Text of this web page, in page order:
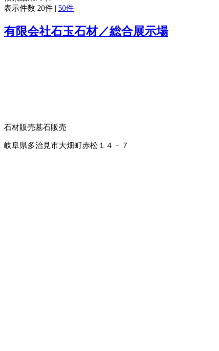
表示件数 20件 | 50件
有限会社石玉石材／総合展示場
石材販売墓石販売
岐阜県多治見市大畑町赤松１４－７